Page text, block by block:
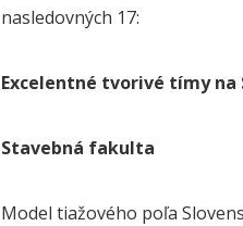
nasledovných 17:
Excelentné tvorivé tímy na
Stavebná fakulta
Model tiažového poľa